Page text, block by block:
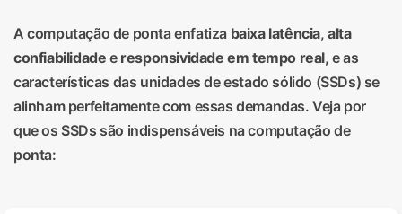
A computação de ponta enfatiza baixa latência,alta
confiabilidade e responsividade em tempo real, e as
características das unidades de estado sólido (SSDs) se
alinham perfeitamente com essas demandas. Veja por
que os SSDs são indispensáveis ​​na computação de
ponta: